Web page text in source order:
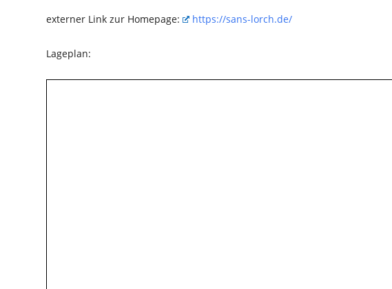
externer Link zur Homepage: https://sans-lorch.de/
Lageplan: